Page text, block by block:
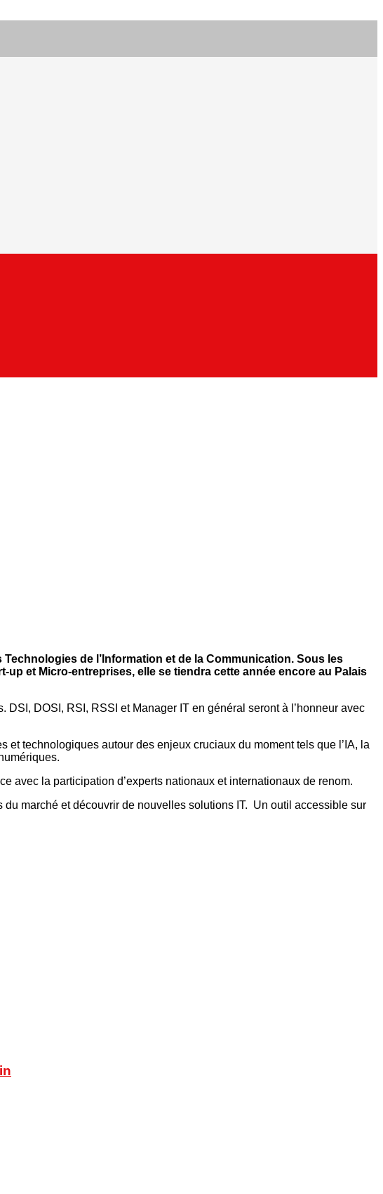
de l’Information et de la Communication. Sous les
et Micro-entreprises, elle se tiendra cette année encore au Palais
DSI, DOSI, RSI, RSSI et Manager IT en général seront à l’honneur avec
technologiques autour des enjeux cruciaux du moment tels que l’IA, la
avec la participation d’experts nationaux et internationaux de renom.
marché et découvrir de nouvelles solutions IT. Un outil accessible sur